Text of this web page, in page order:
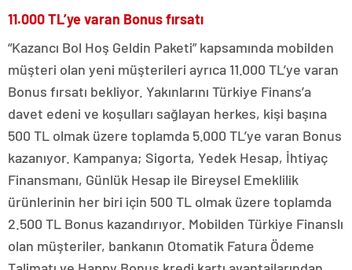
11.000 TL’ye varan Bonus fırsatı
“Kazancı Bol Hoş Geldin Paketi” kapsamında mobilden
müşteri olan yeni müşterileri ayrıca 11.000 TL’ye varan
Bonus fırsatı bekliyor. Yakınlarını Türkiye Finans’a
davet edeni ve koşulları sağlayan herkes, kişi başına
500 TL olmak üzere toplamda 5.000 TL’ye varan Bonus
kazanıyor. Kampanya; Sigorta, Yedek Hesap, İhtiyaç
Finansmanı, Günlük Hesap ile Bireysel Emeklilik
ürünlerinin her biri için 500 TL olmak üzere toplamda
2.500 TL Bonus kazandırıyor. Mobilden Türkiye Finanslı
olan müşteriler, bankanın Otomatik Fatura Ödeme